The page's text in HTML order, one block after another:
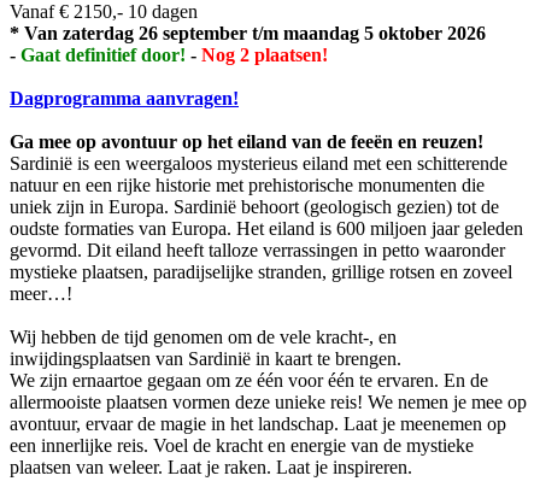
Vanaf € 2150,- 10 dagen
* Van zaterdag 26 september t/m maandag 5 oktober 2026
- Gaat definitief door! - Nog 2 plaatsen!
Dagprogramma aanvragen!
Ga mee op avontuur op het eiland van de feeën en reuzen!
Sardinië is een weergaloos mysterieus eiland met een schitterende
natuur en een rijke historie met prehistorische monumenten die
uniek zijn in Europa. Sardinië behoort (geologisch gezien) tot de
oudste formaties van Europa. Het eiland is 600 miljoen jaar geleden
gevormd. Dit eiland heeft talloze verrassingen in petto waaronder
mystieke plaatsen, paradijselijke stranden, grillige rotsen en zoveel
meer…!
Wij hebben de tijd genomen om de vele kracht-, en
inwijdingsplaatsen van Sardinië in kaart te brengen.
We zijn ernaartoe gegaan om ze één voor één te ervaren. En de
allermooiste plaatsen vormen deze unieke reis! We nemen je mee op
avontuur, ervaar de magie in het landschap. Laat je meenemen op
een innerlijke reis. Voel de kracht en energie van de mystieke
plaatsen van weleer. Laat je raken. Laat je inspireren.